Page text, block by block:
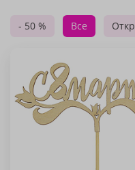
- 50 % Все